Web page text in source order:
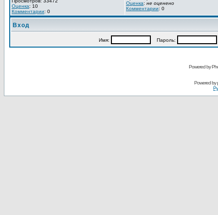
Оценка: 10
Комментарии: 0
Оценка: не оценено
Комментарии: 0
Вход
Имя: Пароль:
Powered by
Powered by